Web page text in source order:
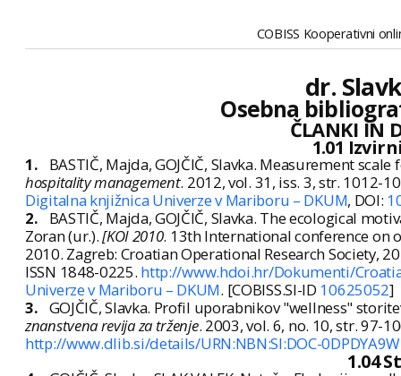
COBISS Kooperativni
dr.
Osebna
ČLANKI IN
1.01
1.
BASTIČ, Majda, GOJČIČ, Slavka. Measurement
hospitality management. 2012, vol. 31, iss. 3, str. 1012-
Digitalna knjižnica Univerze v Mariboru – DKUM, DOI:
2.
BASTIČ, Majda, GOJČIČ, Slavka. The ecological
Zoran (ur.).[KOI 2010. 13th International conference on
2010. Zagreb: Croatian Operational Research Society,
ISSN 1848-0225. http://www.hdoi.hr/Dokumenti/
Univerze v Mariboru – DKUM. [COBISS.SI-ID 10625052]
3. GOJČIČ, Slavka. Profil uporabnikov "wellness"
znanstvena revija za trženje. 2003, vol. 6, no. 10, str. 97-
http://www.dlib.si/details/URN:NBN:SI:DOC-0DPDYA9W
1.04